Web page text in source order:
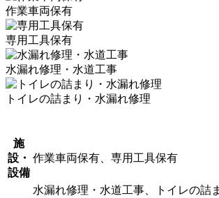
作業車両保有
専用工具保有
水漏れ修理・水道工事
トイレの詰まり・水漏れ修理
施
設・
設備
作業車両保有、専用工具保有
水漏れ修理・水道工事、トイレの詰